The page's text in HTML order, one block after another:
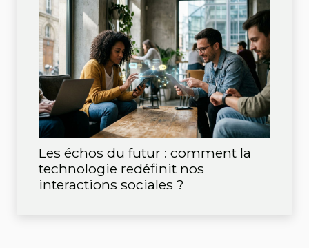
Les échos du futur : comment la
technologie redéfinit nos
interactions sociales ?